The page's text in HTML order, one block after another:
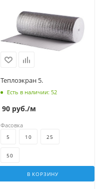
Теплоэкран 5.
Есть в наличии: 52
90 руб./м
В КОРЗИНУ
Фасовка
5 10 25
50